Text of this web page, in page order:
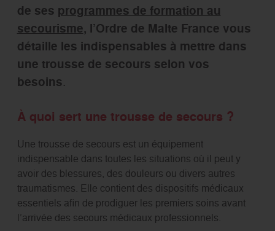
de ses programmes de formation au
secourisme, l’Ordre de Malte France vous
détaille les indispensables à mettre dans
une trousse de secours selon vos
besoins.
À quoi sert une trousse de secours ?
Une trousse de secours est un équipement
indispensable dans toutes les situations où il peut y
avoir des blessures, des douleurs ou divers autres
traumatismes. Elle contient des dispositifs médicaux
essentiels afin de prodiguer les premiers soins avant
l’arrivée des secours médicaux professionnels.